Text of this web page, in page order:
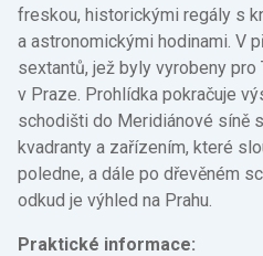
freskou, historickými regály s
a astronomickými hodinami. V
sextantů, jež byly vyrobeny pro
v Praze. Prohlídka pokračuje
schodišti do Meridiánové síně
kvadranty a zařízením, které
poledne, a dále po dřevěném
odkud je výhled na Prahu.
Praktické informace: